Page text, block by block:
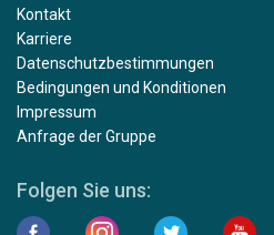
Kontakt
Karriere
Datenschutzbestimmungen
Bedingungen und Konditionen
Impressum
Anfrage der Gruppe
Folgen Sie uns: